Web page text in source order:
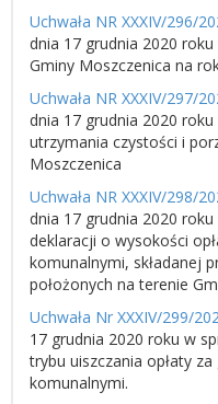
Uchwała NR XXXIV/296/
dnia 17 grudnia 2020
Gminy Moszczenica na
Uchwała NR XXXIV/297/
dnia 17 grudnia 2020
utrzymania czystości i
Moszczenica
Uchwała NR XXXIV/298/
dnia 17 grudnia 2020
deklaracji o wysokości
komunalnymi, składanej
położonych na terenie
Uchwała Nr XXXIV/299/
17 grudnia 2020 roku w
trybu uiszczania opłaty
komunalnymi.